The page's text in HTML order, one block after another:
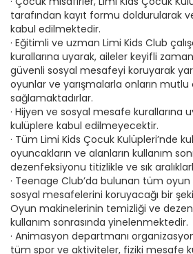
tarafından kayıt formu doldurularak
kabul edilmektedir.
· Eğitimli ve uzman Limi Kids Club
kurallarına uyarak, aileler keyifli
güvenli sosyal mesafeyi koruyarak
oyunlar ve yarışmalarla onların mutlu
sağlamaktadırlar.
· Hijyen ve sosyal mesafe kurallarına
kulüplere kabul edilmeyecektir.
· Tüm Limi Kids Çocuk Kulüpleri’nde
oyuncakların ve alanların kullanım
dezenfeksiyonu titizlikle ve sık
· Teenage Club’da bulunan tüm
sosyal mesafelerini koruyacağı bir
Oyun makinelerinin temizliği ve
kullanım sonrasında yinelenmektedir.
· Animasyon departmanı
tüm spor ve aktiviteler, fiziki mesafe